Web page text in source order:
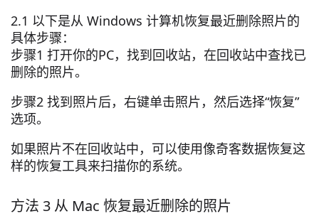
2.1 以下是从 Windows 计算机恢复最近删除照片的
具体步骤：
步骤1 打开你的PC，找到回收站，在回收站中查找已
删除的照片。
步骤2 找到照片后，右键单击照片，然后选择“恢复”
选项。
如果照片不在回收站中，可以使用像奇客数据恢复这
样的恢复工具来扫描你的系统。
方法 3 从 Mac 恢复最近删除的照片